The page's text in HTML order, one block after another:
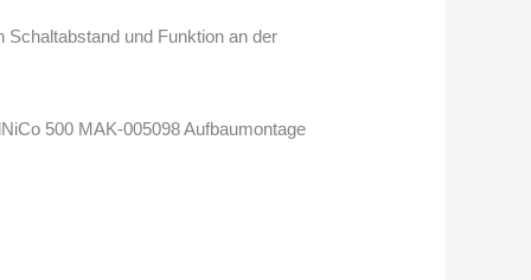
und Funktion an der
500 MAK-005098 Aufbaumontage